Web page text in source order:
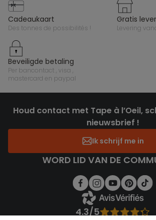
cadeaukaart
des tonnes de possibilités !
gratis
levering
beveiligde betaling
per bancontact , visa ,
mastercard en paypal
Houd contact met Tape à l’Oeil,
nieuwsbrief !
Ik schrijf me in
WORD LID VAN DE
4.3/5